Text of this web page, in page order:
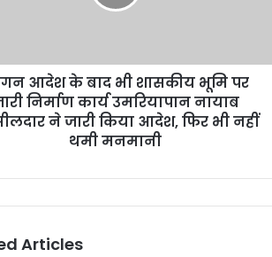
आदेश के बाद भी शासकीय भूमि पर
निर्माण कार्य उमरियापान नायाब
ने जारी किया आदेश, फिर भी नहीं
थमी मनमानी
Articles